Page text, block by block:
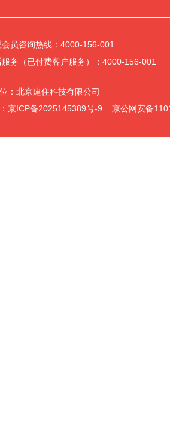
会员咨询热线：4000-156-001
服务（已付费客户服务）：4000-156-001
：北京建住科技有限公司
京ICP备2025145389号-9 京公网安备